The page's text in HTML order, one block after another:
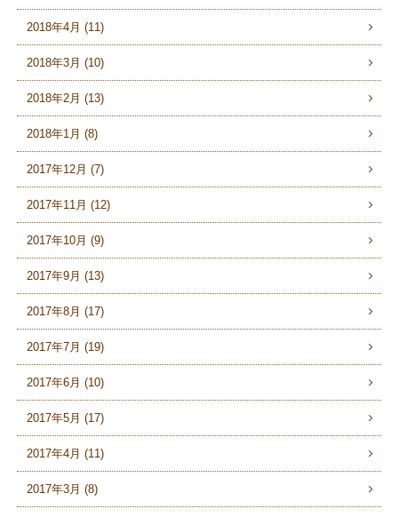
2018年4月 (11)
2018年3月 (10)
2018年2月 (13)
2018年1月 (8)
2017年12月 (7)
2017年11月 (12)
2017年10月 (9)
2017年9月 (13)
2017年8月 (17)
2017年7月 (19)
2017年6月 (10)
2017年5月 (17)
2017年4月 (11)
2017年3月 (8)